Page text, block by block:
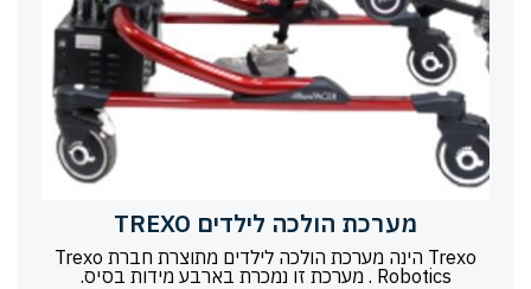
מערכת הולכה לילדים TREXO
Trexo הינה מערכת הולכה לילדים מתוצרת חברת Trexo
Robotics . מערכת זו נמכרת בארבע מידות בסיס.